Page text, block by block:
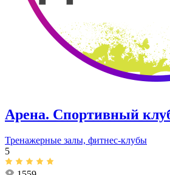
Арена. Спортивный
Тренажерные залы, фитнес-клубы
5